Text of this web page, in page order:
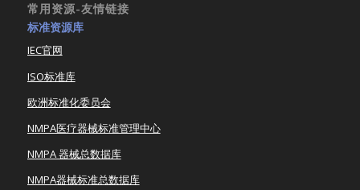
常用资源-友情链接
标准资源库
IEC官网
ISO标准库
欧洲标准化委员会
NMPA医疗器械标准管理中心
NMPA 器械总数据库
NMPA器械标准总数据库